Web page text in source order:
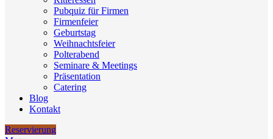
Pubquiz für Firmen
Firmenfeier
Geburtstag
Weihnachtsfeier
Polterabend
Seminare & Meetings
Präsentation
Catering
Blog
Kontakt
Reservierung